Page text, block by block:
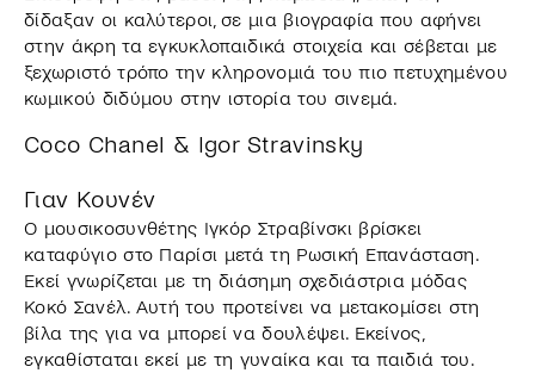
δίδαξαν οι καλύτεροι, σε μια βιογραφία που αφήνει
στην άκρη τα εγκυκλοπαιδικά στοιχεία και σέβεται με
ξεχωριστό τρόπο την κληρονομιά του πιο πετυχημένου
κωμικού διδύμου στην ιστορία του σινεμά.
Coco Chanel & Igor Stravinsky
Γιαν Κουνέν
Ο μουσικοσυνθέτης Ιγκόρ Στραβίνσκι βρίσκει
καταφύγιο στο Παρίσι μετά τη Ρωσική Επανάσταση.
Εκεί γνωρίζεται με τη διάσημη σχεδιάστρια μόδας
Κοκό Σανέλ. Αυτή του προτείνει να μετακομίσει στη
βίλα της για να μπορεί να δουλέψει. Εκείνος,
εγκαθίσταται εκεί με τη γυναίκα και τα παιδιά του.